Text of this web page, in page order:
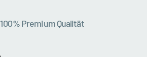
100 % Premium Qualität